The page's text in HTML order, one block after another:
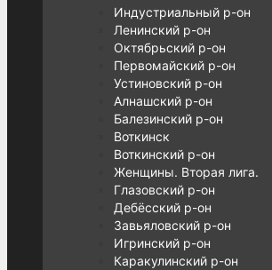
Индустриальный р-он
Ленинский р-он
Октябрьский р-он
Первомайский р-он
Устиновский р-он
Алнашский р-он
Балезинский р-он
Воткинск
Воткинский р-он
Женщины. Вторая лига.
Глазовский р-он
Дебёсский р-он
Завьяловский р-он
Игринский р-он
Каракулинский р-он